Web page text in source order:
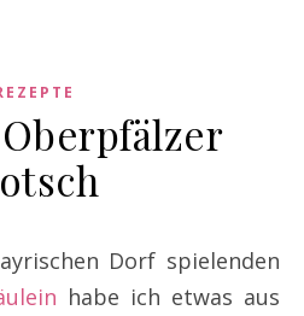
Oberpfälzer
habe ich etwas aus